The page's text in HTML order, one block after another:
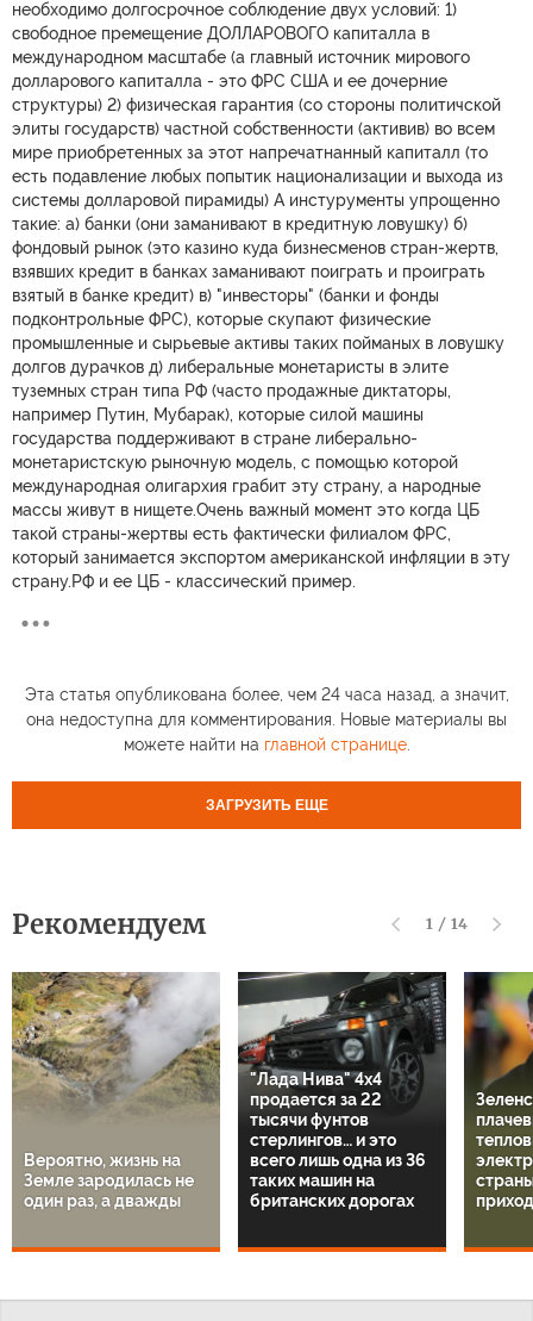
необходимо долгосрочное соблюдение двух условий: 1)
свободное премещение ДОЛЛАРОВОГО капиталла в
международном масштабе (а главный источник мирового
долларового капиталла - это ФРС США и ее дочерние
структуры) 2) физическая гарантия (со стороны политичской
элиты государств) частной собственности (активив) во всем
мире приобретенных за этот напречатнанный капиталл (то
есть подавление любых попытик национализации и выхода из
системы долларовой пирамиды) А инстурументы упрощенно
такие: а) банки (они заманивают в кредитную ловушку) б)
фондовый рынок (это казино куда бизнесменов стран-жертв,
взявших кредит в банках заманивают поиграть и проиграть
взятый в банке кредит) в) "инвесторы" (банки и фонды
подконтрольные ФРС), которые скупают физические
промышленные и сырьевые активы таких пойманых в ловушку
долгов дурачков д) либеральные монетаристы в элите
туземных стран типа РФ (часто продажные диктаторы,
например Путин, Мубарак), которые силой машины
государства поддерживают в стране либерально-
монетаристскую рыночную модель, с помощью которой
международная олигархия грабит эту страну, а народные
массы живут в нищете.Очень важный момент это когда ЦБ
такой страны-жертвы есть фактически филиалом ФРС,
который занимается экспортом американской инфляции в эту
страну.РФ и ее ЦБ - классический пример.
Эта статья опубликована более, чем 24 часа назад, а значит,
она недоступна для комментирования. Новые материалы вы
можете найти на главной странице.
ЗАГРУЗИТЬ ЕЩЕ
Рекомендуем 1 / 14
Вероятно, жизнь на
Земле зародилась не
один раз, а дважды
"Лада Нива" 4х4
продается за 22
тысячи фунтов
стерлингов… и это
всего лишь одна из 36
таких машин на
британских дорогах